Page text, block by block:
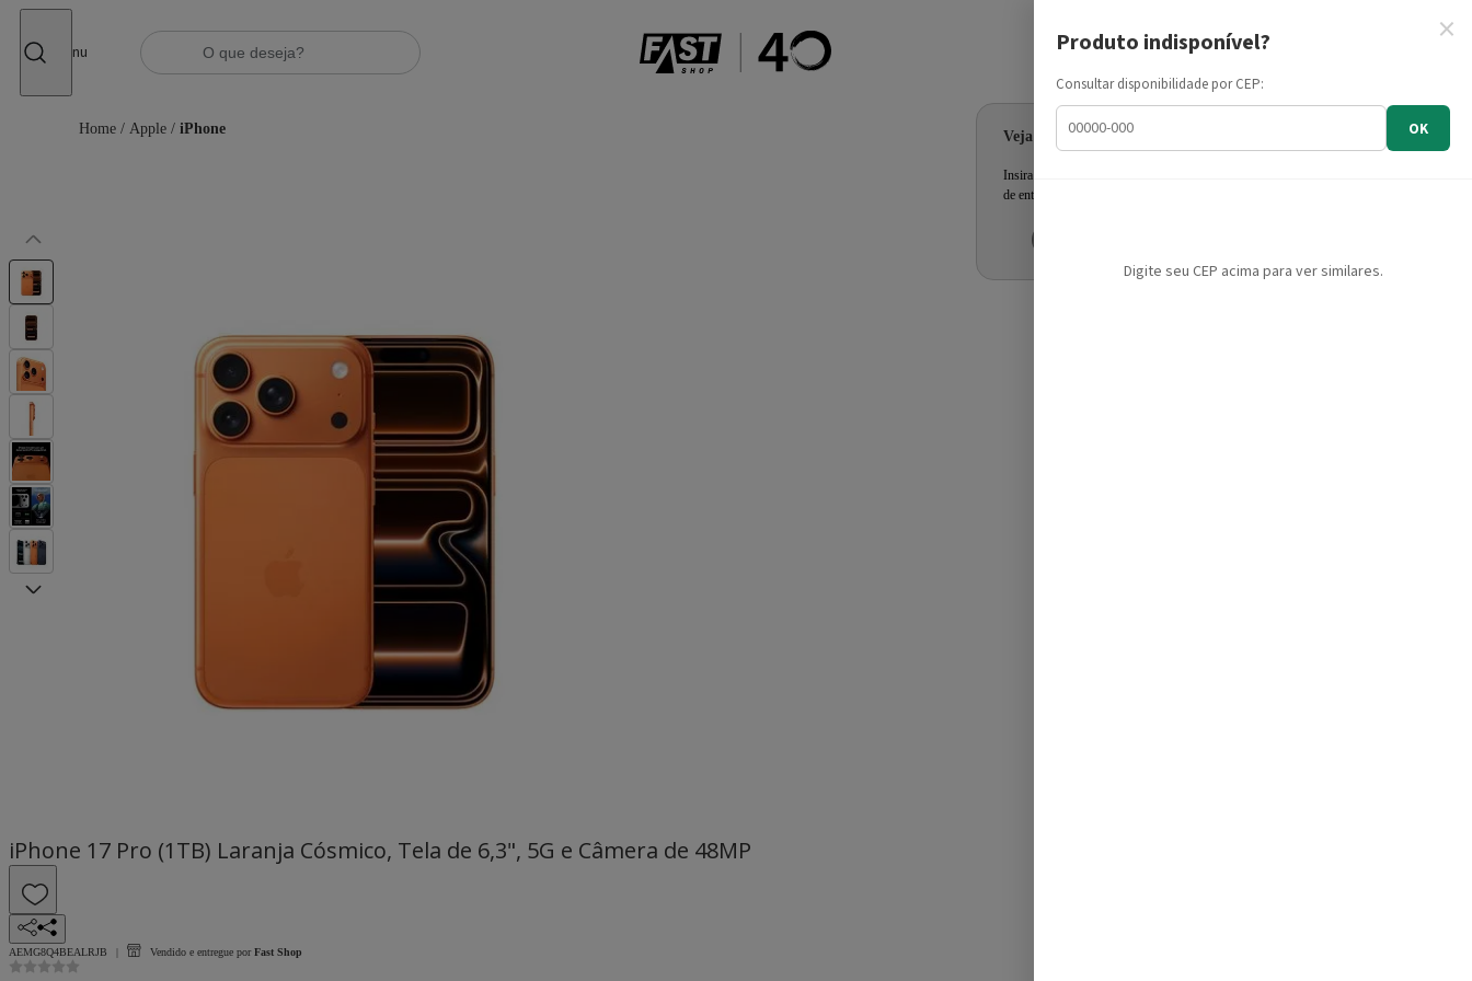
Menu
Informe seu CEP
Veja as ofertas para seu endereço!
Insira seu CEP e confira a disponibilidade dos produtos e prazo
de entrega.
Home / Apple / iPhone
iPhone 17 Pro (1TB) Laranja Cósmico, Tela de 6,3", 5G e Câmera de 48MP
AEMG8Q4BEALRJB Vendido e entregue por Fast Shop
×
Produto indisponível?
Consultar disponibilidade por CEP:
OK
Digite seu CEP acima para ver similares.